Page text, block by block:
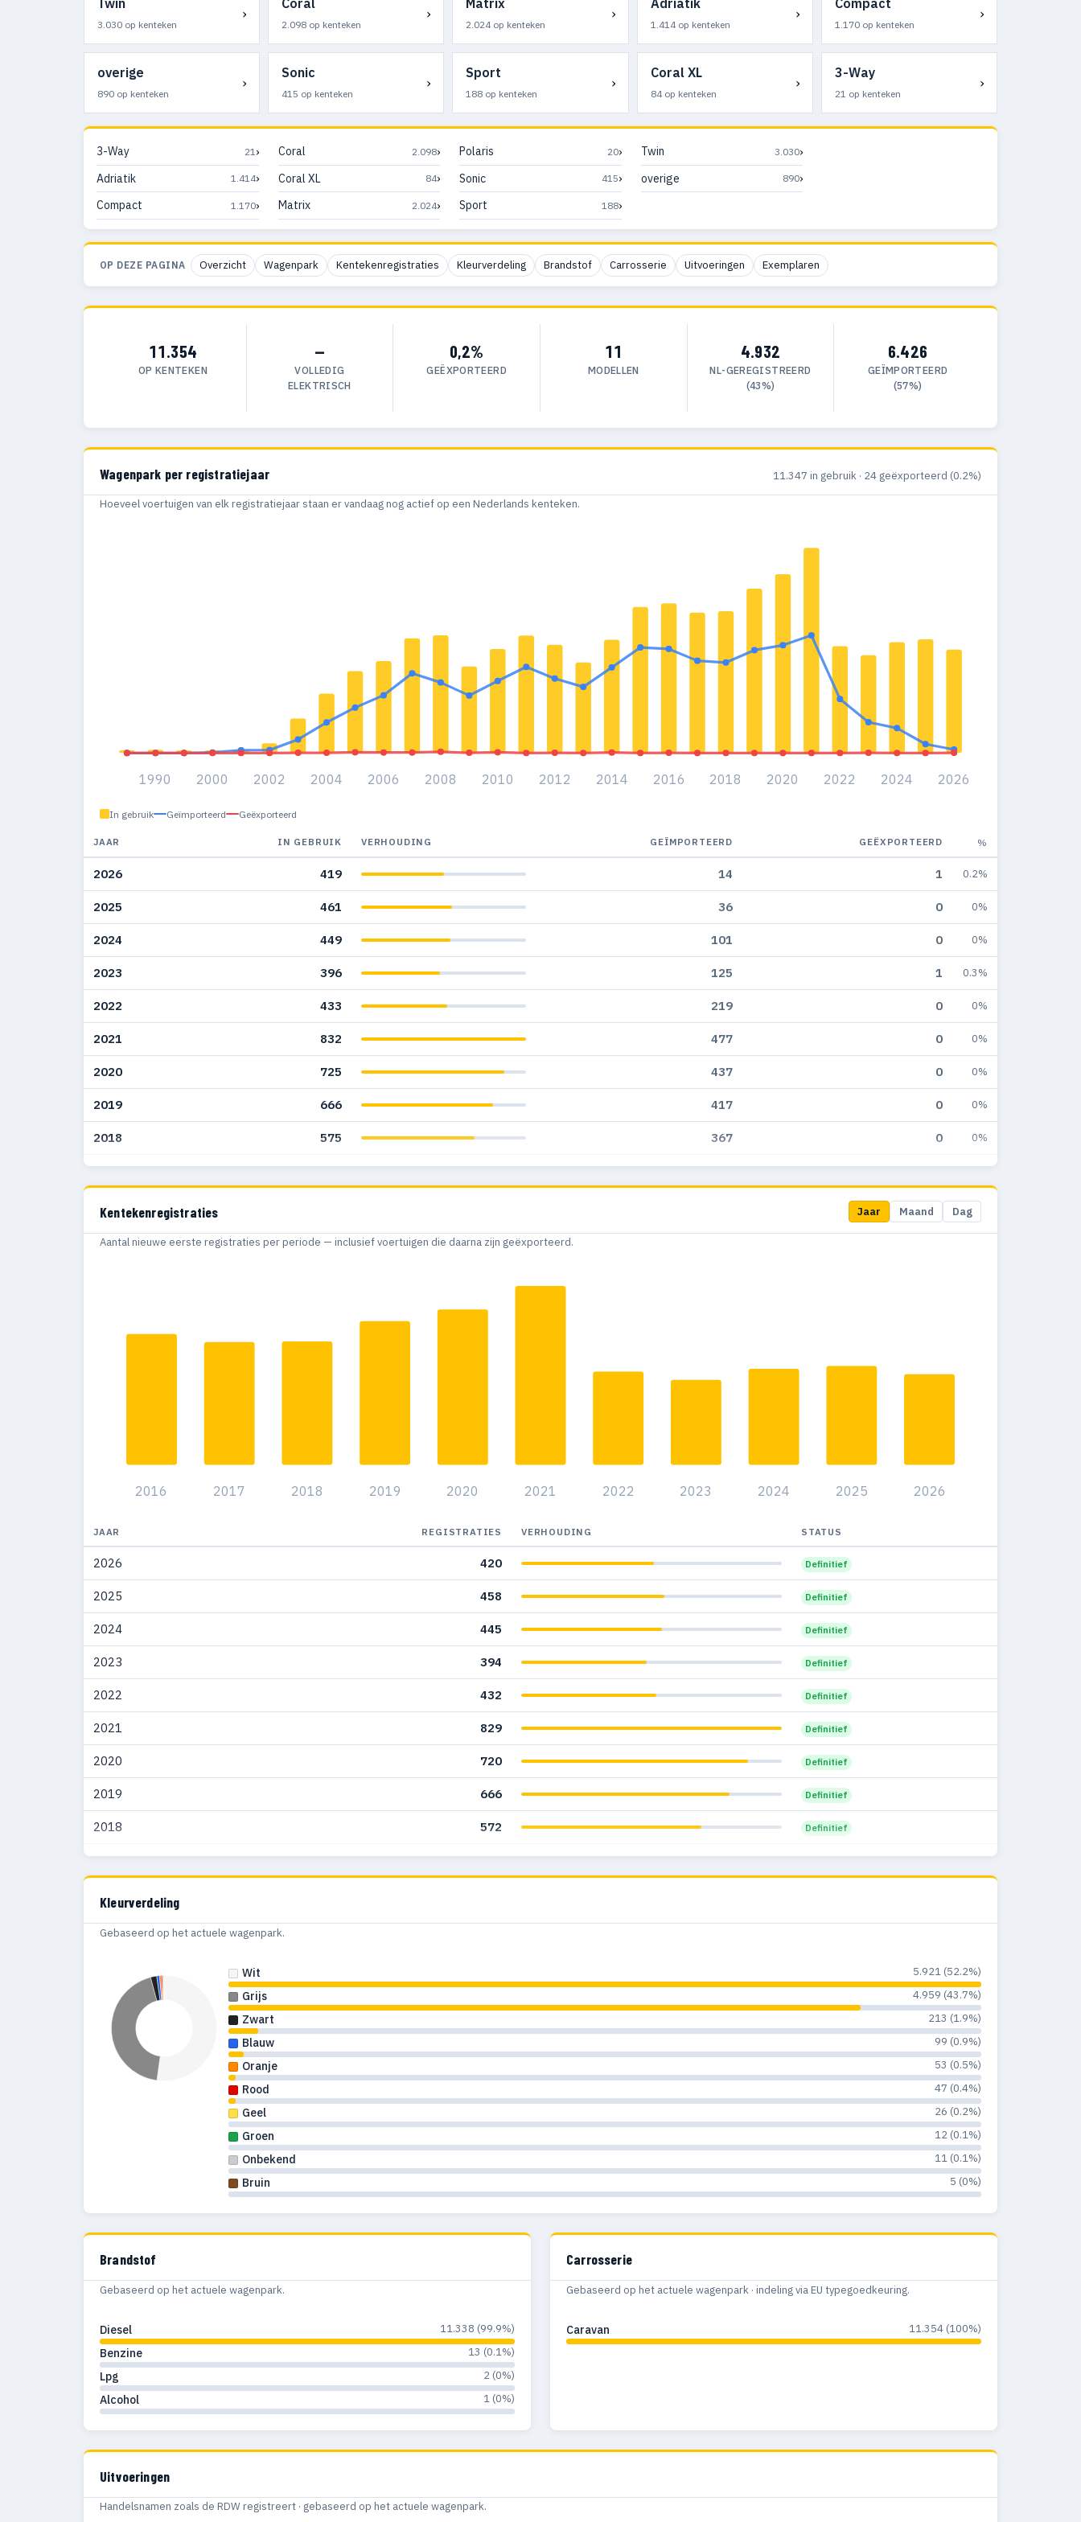
Twin
3.030 op kenteken
›
Coral
2.098 op kenteken
›
Matrix
2.024 op kenteken
›
Adriatik
1.414 op kenteken
›
Compact
1.170 op kenteken
›
overige
890 op kenteken
›
Sonic
415 op kenteken
›
Sport
188 op kenteken
›
Coral XL
84 op kenteken
›
3-Way
21 op kenteken
›
3-Way 21 ›
Adriatik 1.414›
Compact 1.170›
Coral 2.098›
Coral XL 84›
Matrix 2.024›
Polaris 20›
Sonic 415›
Sport 188›
Twin 3.030›
overige 890›
OP DEZE PAGINA Overzicht Wagenpark Kentekenregistraties Kleurverdeling Brandstof Carrosserie Uitvoeringen Exemplaren
11.354
OP KENTEKEN
—
VOLLEDIG
ELEKTRISCH
0,2%
GEËXPORTEERD
11
MODELLEN
4.932
NL-GEREGISTREERD
(43%)
6.426
GEÏMPORTEERD
(57%)
Wagenpark per registratiejaar 11.347 in gebruik · 24 geëxporteerd (0.2%)
Hoeveel voertuigen van elk registratiejaar staan er vandaag nog actief op een Nederlands kenteken.
1990 2000 2002 2004 2006 2008 2010 2012 2014 2016 2018 2020 2022 2024 2026
In gebruik Geïmporteerd Geëxporteerd
JAAR IN GEBRUIK VERHOUDING GEÏMPORTEERD GEËXPORTEERD %
2026 419 14 1 0.2%
2025 461 36 0 0%
2024 449 101 0 0%
2023 396 125 1 0.3%
2022 433 219 0 0%
2021 832 477 0 0%
2020 725 437 0 0%
2019 666 417 0 0%
2018 575 367 0 0%
2017 569 374 0 0%
1 0.2%
2015 592 428 0 0%
477 286 5
465 2
2006
2005 184
2004 124
2003 55
2002 12
2001 11
2000 2
1991 —
1990 —
1989 —
Kentekenregistraties Jaar Maand Dag
Aantal nieuwe eerste registraties per periode — inclusief voertuigen die daarna zijn geëxporteerd.
2016 2017 2018 2019 2020 2021 2022 2023 2024 2025 2026
JAAR REGISTRATIES VERHOUDING STATUS
2026 420 Definitief
2025 458 Definitief
2024 445 Definitief
2023 394 Definitief
2022 432 Definitief
2021 829 Definitief
2020 720 Definitief
2019 666 Definitief
2018 572 Definitief
2017 569
Kleurverdeling
Gebaseerd op het actuele wagenpark.
Wit 5.921 (52.2%)
Grijs 4.959 (43.7%)
Zwart 213 (1.9%)
Blauw 99 (0.9%)
Oranje 53 (0.5%)
Rood 47 (0.4%)
Geel 26 (0.2%)
Groen 12 (0.1%)
Onbekend 11 (0.1%)
Bruin 5 (0%)
Brandstof
Gebaseerd op het actuele wagenpark.
Diesel 11.338 (99.9%)
Benzine 13 (0.1%)
Lpg 2 (0%)
Alcohol 1 (0%)
Carrosserie
Gebaseerd op het actuele wagenpark · indeling via EU typegoedkeuring.
Caravan 11.354 (100%)
Uitvoeringen
Handelsnamen zoals de RDW registreert · gebaseerd op het actuele wagenpark.